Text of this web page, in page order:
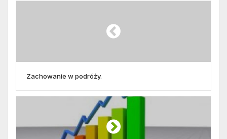
Zachowanie w podróży.